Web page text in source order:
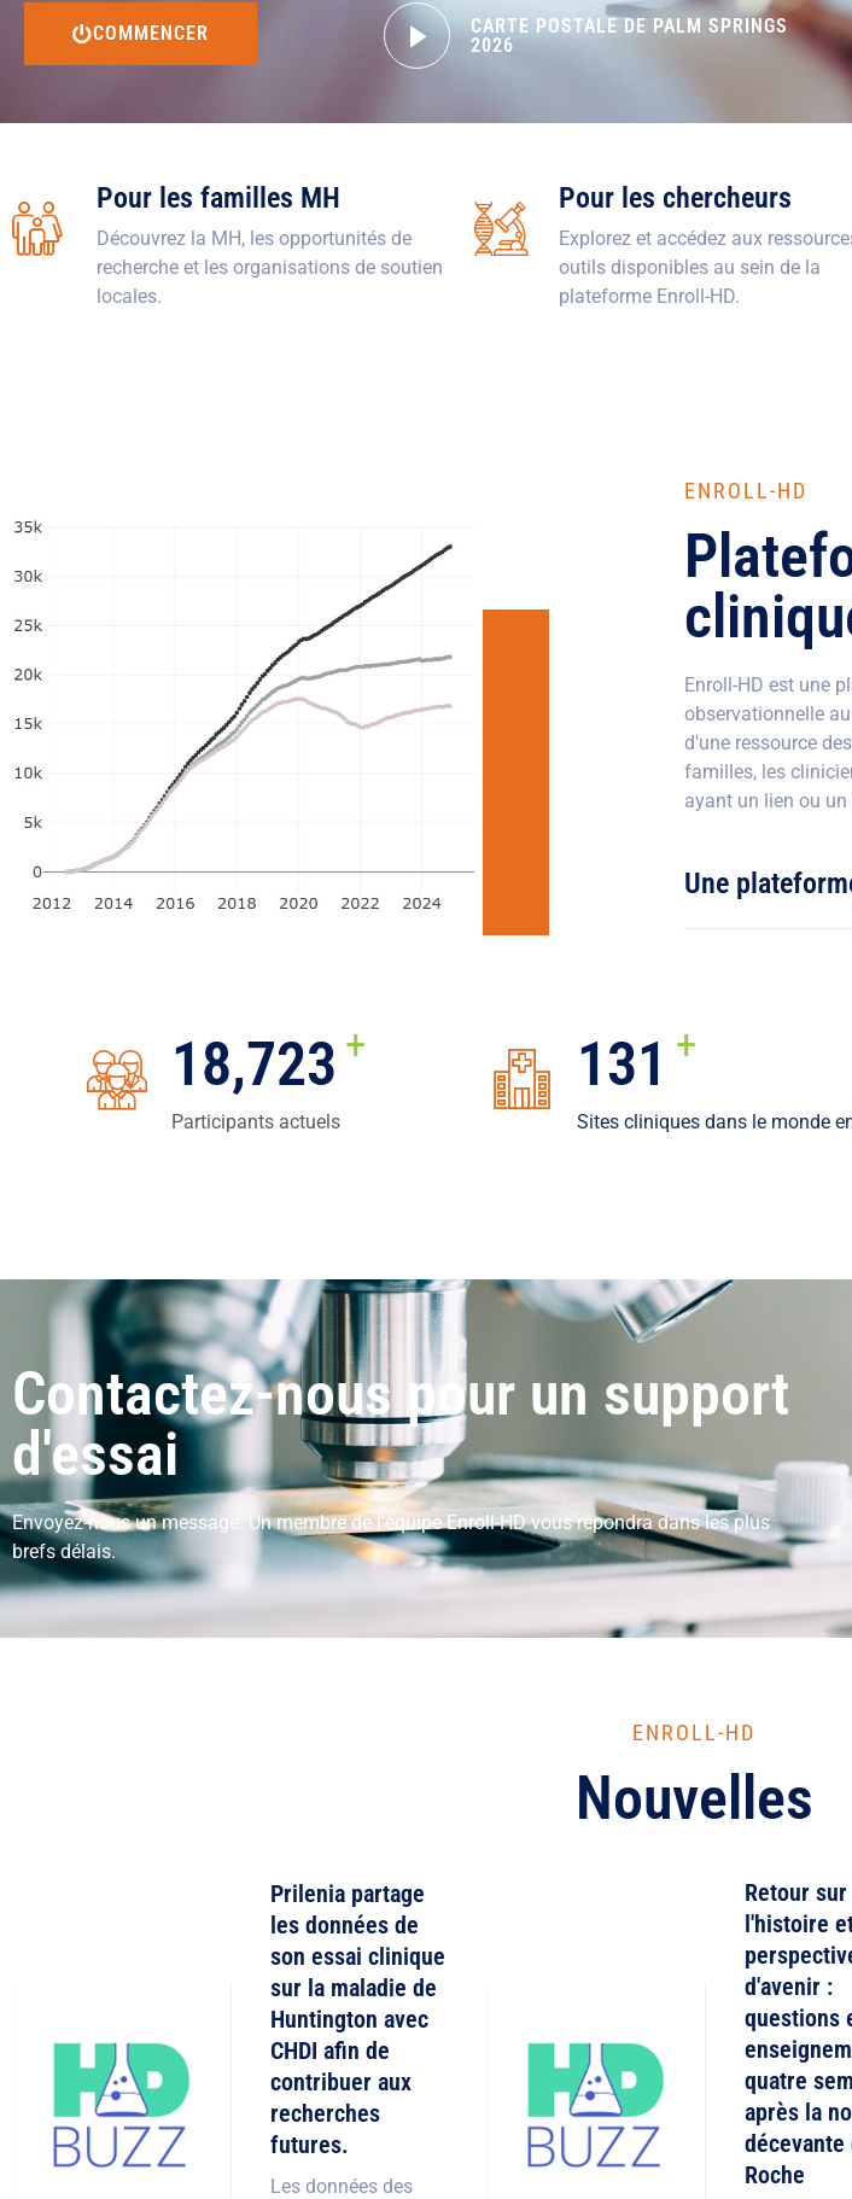
COMMENCER
CARTE POSTALE DE PALM SPRINGS
2026
Pour les familles MH
Découvrez la MH, les opportunités de
recherche et les organisations de soutien
locales.
Pour les chercheurs
Explorez et accédez aux
outils disponibles au sein de la
plateforme Enroll-HD.
ENROLL-HD
Enroll-HD est une
observationnelle
d'une ressource
familles, les
ayant un lien ou
Une
22,298 +
Participants actuels
156 +
Sites cliniques dans le monde
Contactez-nous pour un support
d'essai
Envoyez-nous un message. Un membre de l'équipe Enroll-HD vous répondra dans les plus
brefs délais.
ENROLL-HD
Nouvelles
Prilenia partage
les données de
son essai clinique
sur la maladie de
Huntington avec
CHDI afin de
contribuer aux
recherches
futures.
Les données des
Retour sur
l'histoire
d'avenir :
questions
quatre
après la
décevante
Roche